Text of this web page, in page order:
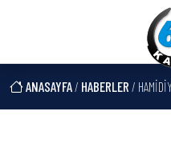
ANASAYFA/ HABERLER / HAMİDİYE